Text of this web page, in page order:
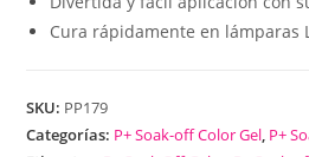
Cura rápidamente en lámparas
SKU: PP179
Categorías: P+ Soak-off Color Gel, P+